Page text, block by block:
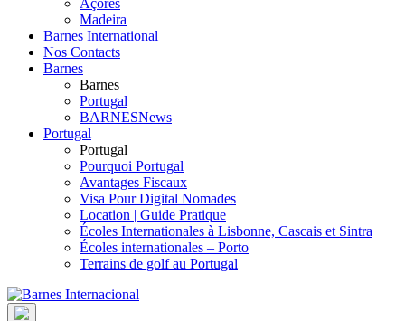
Açores
Madeira
Barnes International
Nos Contacts
Barnes
Barnes
Portugal
BARNESNews
Portugal
Portugal
Pourquoi Portugal
Avantages Fiscaux
Visa Pour Digital Nomades
Location | Guide Pratique
Écoles Internationales à Lisbonne, Cascais et Sintra
Écoles internationales – Porto
Terrains de golf au Portugal